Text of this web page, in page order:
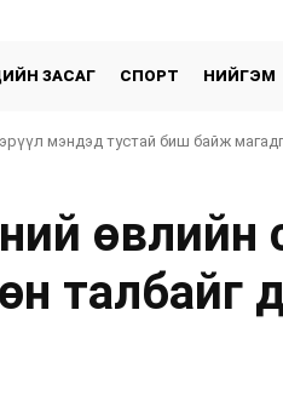
ЗАСАГ СПОРТ НИЙГЭМ
мэндэд тустай биш байж
өвлийн
талбайг